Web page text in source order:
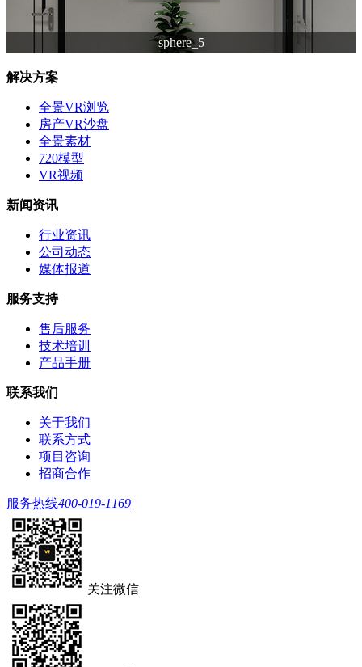
sphere_5
解决方案
全景VR浏览
房产VR沙盘
全景素材
720模型
VR视频
新闻资讯
行业资讯
公司动态
媒体报道
服务支持
售后服务
技术培训
产品手册
联系我们
关于我们
联系方式
项目咨询
招商合作
服务热线400-019-1169
关注微信